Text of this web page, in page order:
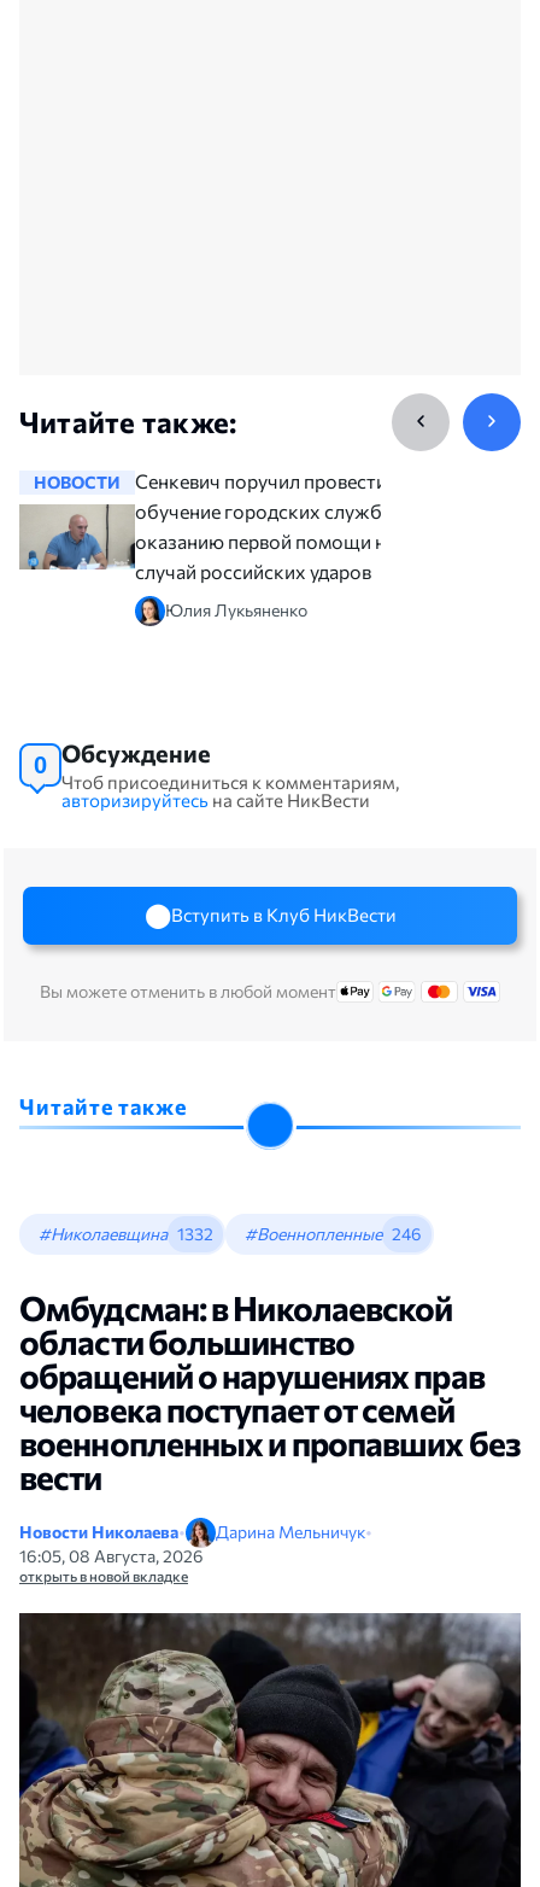
Читайте также:
НОВОСТИ
Сенкевич поручил провести
обучение городских служб по
оказанию первой помощи на
случай российских ударов
Юлия Лукьяненко
0 Обсуждение
Чтоб присоединиться к комментариям,
авторизируйтесь на сайте НикВести
Вступить в Клуб НикВести
Вы можете отменить в любой момент
Читайте также
#Николаевщина 1332 #Военнопленные 246
Омбудсман: в Николаевской
области большинство
обращений о нарушениях прав
человека поступает от семей
военнопленных и пропавших без
вести
Новости Николаева• Дарина Мельничук•
16:05, 08 Августа, 2026
открыть в новой вкладке